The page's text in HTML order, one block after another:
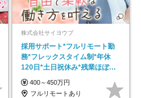
株式会社サイヨウブ
採用サポート*フルリモート勤
務*フレックスタイム制*年休
120日*土日祝休み*残業ほぼな
し*育児中社員8割以上
400～450万円
フルリモートあり